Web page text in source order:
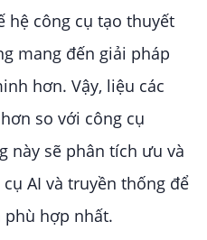
hệ công cụ tạo thuyết
mang đến giải pháp
hơn. Vậy, liệu các
so với công cụ
này sẽ phân tích ưu và
AI và truyền thống để
hợp nhất.